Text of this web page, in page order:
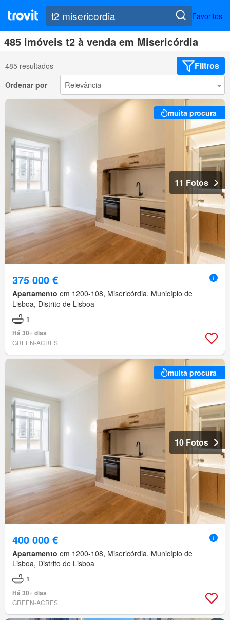
Favoritos
485 imóveis t2 à venda em Misericórdia
485 resultados Filtros
Ordenar por
muita procura
11 Fotos
375 000 €
Apartamento em 1200-108, Misericórdia, Município de
Lisboa, Distrito de Lisboa
1
Há 30+ dias
GREEN-ACRES
muita procura
10 Fotos
400 000 €
Apartamento em 1200-108, Misericórdia, Município de
Lisboa, Distrito de Lisboa
1
Há 30+ dias
GREEN-ACRES